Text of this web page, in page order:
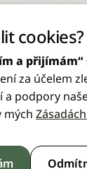
údaje:
cookies?
a přijímám“
za účelem
a podpory
mých